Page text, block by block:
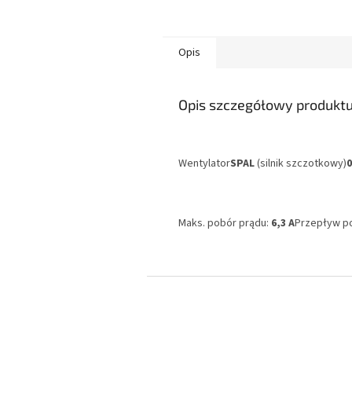
Opis
Opis szczegółowy
WentylatorSPAL(silnik szczotkowy)
Maks. pobór prądu: 6,3 APrzepływ